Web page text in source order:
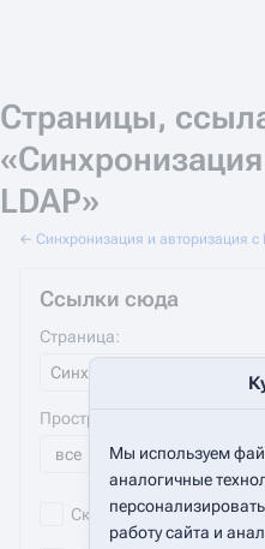
Страницы,
LDAP»
← Синхронизация и авторизация с
Ссылки сюда
Страница:
Пространство имён:
все
Скрыть включения
Мы используем
аналогичные
работу сайта и